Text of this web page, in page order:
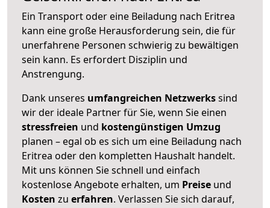
Ein Transport oder eine Beiladung nach Eritrea
kann eine große Herausforderung sein, die für
unerfahrene Personen schwierig zu bewältigen
sein kann. Es erfordert Disziplin und
Anstrengung.
Dank unseres umfangreichen Netzwerkssind
wir der ideale Partner für Sie, wenn Sie einen
stressfreien und kostengünstigen Umzug
planen – egal ob es sich um eine Beiladung nach
Eritrea oder den kompletten Haushalt handelt.
Mit uns können Sie schnell und einfach
kostenlose Angebote erhalten, um Preise und
Kosten zu erfahren. Verlassen Sie sich darauf,